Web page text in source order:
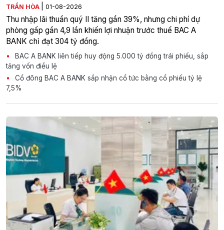
TRẦN HÒA 01-08-2026
Thu nhập lãi thuần quý II tăng gần 39%, nhưng chi phí dự
phòng gấp gần 4,9 lần khiến lợi nhuận trước thuế BAC A
BANK chỉ đạt 304 tỷ đồng.
BAC A BANK liên tiếp huy động 5.000 tỷ đồng trái phiếu, sắp
tăng vốn điều lệ
Cổ đông BAC A BANK sắp nhận cổ tức bằng cổ phiếu tỷ lệ
7,5%